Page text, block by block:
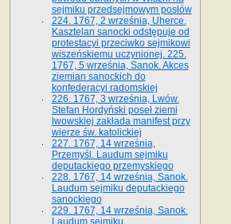
sejmiku przedsejmo­wym posłów
224. 1767, 2 września, Uherce.
Kasztelan sanocki odstępuje od
protestacyi przeciwko sejmikowi
wiszeńskiemu uczynionej. 225.
1767, 5 września, Sanok. Akces
ziemian sanockich do
konfederacyi radomskiej
226. 1767, 3 września, Lwów.
Stefan Hordyński poseł ziemi
lwowskiej zakłada manifest przy
wierze św. ka­tolickiej
227. 1767, 14 września,
Przemyśl. Laudum sejmiku
deputackiego przemyskiego
228. 1767, 14 września, Sanok.
Laudum sejmiku deputackiego
sanockiego
229. 1767, 14 września, Sanok.
Laudum sejmiku